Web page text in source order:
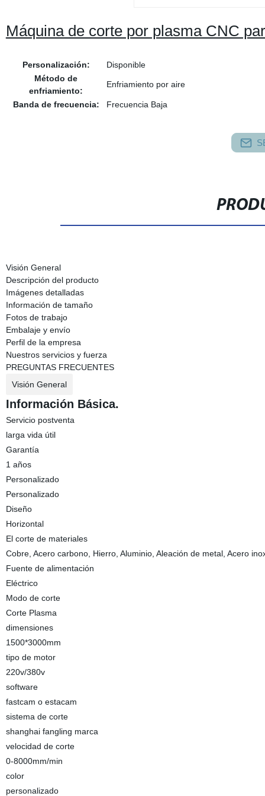
Máquina de corte por plasma CNC
Personalización:
Disponible
Método de
enfriamiento:
Enfriamiento por aire
Banda de frecuencia: Frecuencia Baja
Visión General
Descripción del producto
Imágenes detalladas
Información de tamaño
Fotos de trabajo
Embalaje y envío
Perfil de la empresa
Nuestros servicios y fuerza
PREGUNTAS FRECUENTES
Visión General
Información Básica.
Servicio postventa
larga vida útil
Garantía
1 años
Personalizado
Personalizado
Diseño
Horizontal
El corte de materiales
Cobre, Acero carbono, Hierro, Aluminio, Aleación de metal, Acero
Fuente de alimentación
Eléctrico
Modo de corte
Corte Plasma
dimensiones
1500*3000mm
tipo de motor
220v/380v
software
fastcam o estacam
sistema de corte
shanghai fangling marca
velocidad de corte
0-8000mm/min
color
personalizado